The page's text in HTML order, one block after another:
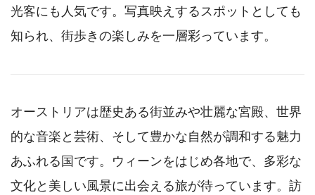
光客にも人気です。写真映えするスポットとしても
知られ、街歩きの楽しみを一層彩っています。
オーストリアは歴史ある街並みや壮麗な宮殿、世界
的な音楽と芸術、そして豊かな自然が調和する魅力
あふれる国です。ウィーンをはじめ各地で、多彩な
文化と美しい風景に出会える旅が待っています。訪